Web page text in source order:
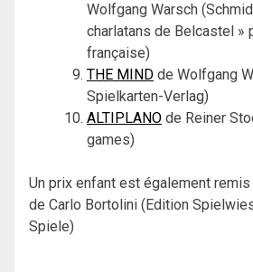
Wolfgang Warsch
charlatans de Belcastel »
française)
THE MIND de Wolfgang
Spielkarten-Verlag)
ALTIPLANO de Reiner
games)
Un prix enfant est également remis
de Carlo Bortolini (Edition
Spiele)